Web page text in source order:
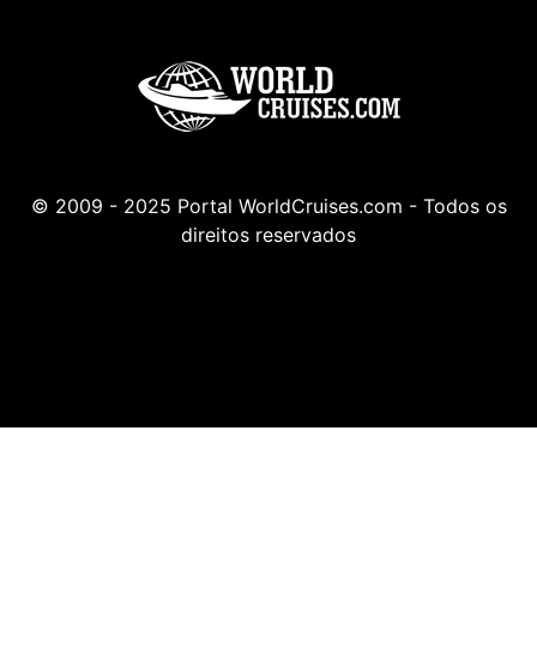
© 2009 - 2025 Portal WorldCruises.com - Todos os
direitos reservados